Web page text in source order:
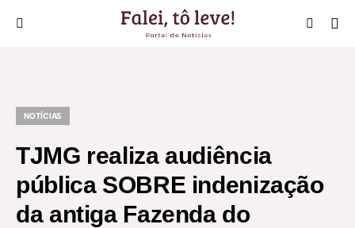
NOTÍCIAS
TJMG realiza audiência
pública SOBRE indenização
da antiga Fazenda do